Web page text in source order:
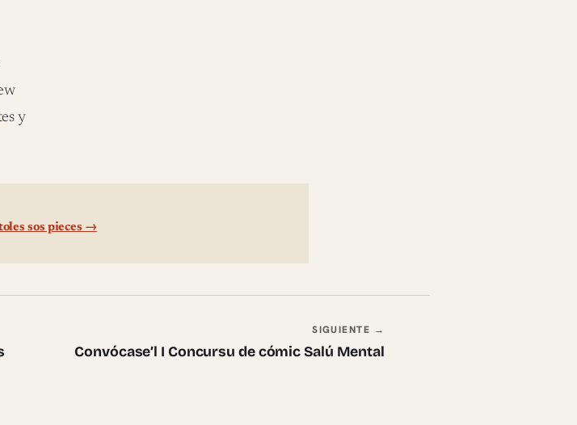
y
sos pieces →
SIGUIENTE →
Convócase’l I Concursu de cómic Salú Mental